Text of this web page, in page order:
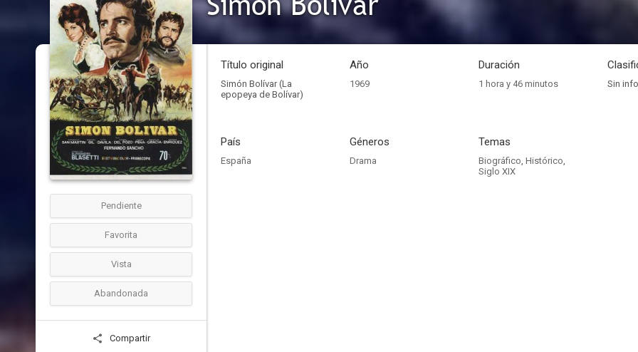
Pendiente
Favorita
Vista
Abandonada
Compartir
Título original
Simón Bolívar (La
epopeya de Bolívar)
Año
1969
Duración
1 hora y 46 minutos Sin
País
España
Géneros
Drama
Temas
Biográfico, Histórico,
Siglo XIX